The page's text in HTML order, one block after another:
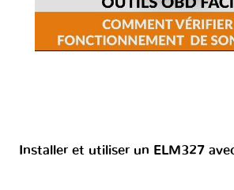
Installer et utiliser un ELM327